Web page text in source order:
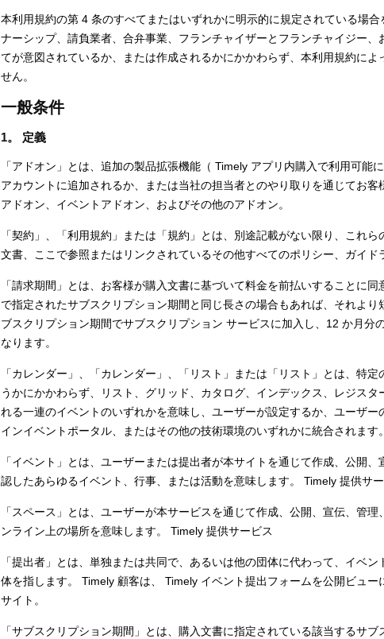
本利用規約の第 4 条のすべてまたはいずれかに明示的に規定されている場
ナーシップ、請負業者、合弁事業、フランチャイザーとフランチャイジー
てが意図されているか、または作成されるかにかかわらず、本利用規約に
せん。
一般条件
1。 定義
「アドオン」とは、追加の製品拡張機能（ Timely アプリ内購入で利用可能
アカウントに追加されるか、または当社の担当者とのやり取りを通じてお客
アドオン、イベントアドオン、およびその他のアドオン。
「契約」、「利用規約」または「規約」とは、別途記載がない限り、これ
文書、ここで参照またはリンクされているその他すべてのポリシー、ガイド
「請求期間」とは、お客様が購入文書に基づいて料金を前払いすることに
で指定されたサブスクリプション期間と同じ長さの場合もあれば、それよ
ブスクリプション期間でサブスクリプション サービスに加入し、12 か月分
なります。
「カレンダー」、「カレンダー」、「リスト」または「リスト」とは、特
うかにかかわらず、リスト、グリッド、カタログ、インデックス、レジス
れる一連のイベントのいずれかを意味し、ユーザーが設定するか、ユーザ
インイベントポータル、またはその他の技術環境のいずれかに統合されます
「イベント」とは、ユーザーまたは提出者が本サイトを通じて作成、公開
認したあらゆるイベント、行事、または活動を意味します。 Timely 提供サ
「スペース」とは、ユーザーが本サービスを通じて作成、公開、宣伝、管
ンライン上の場所を意味します。 Timely 提供サービス
「提出者」とは、単独または共同で、あるいは他の団体に代わって、イベ
体を指します。 Timely 顧客は、 Timely イベント提出フォームを公開ビュ
サイト。
「サブスクリプション期間」とは、購入文書に指定されている該当するサ